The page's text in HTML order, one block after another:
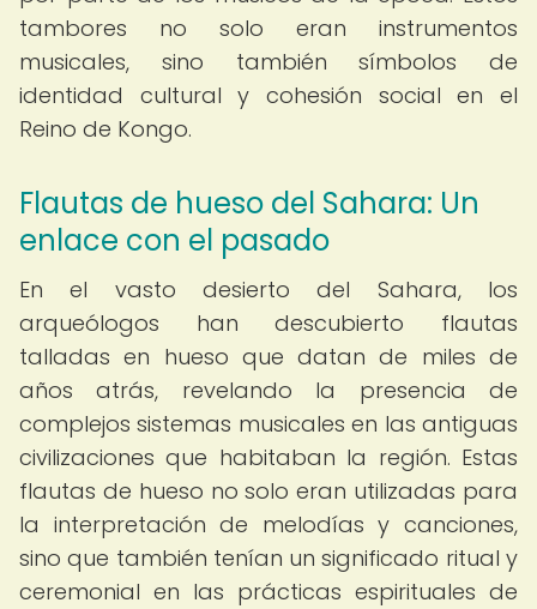
tambores no solo eran instrumentos
musicales, sino también símbolos de
identidad cultural y cohesión social en el
Reino de Kongo.
Flautas de hueso del Sahara: Un
enlace con el pasado
En el vasto desierto del Sahara, los
arqueólogos han descubierto flautas
talladas en hueso que datan de miles de
años atrás, revelando la presencia de
complejos sistemas musicales en las antiguas
civilizaciones que habitaban la región. Estas
flautas de hueso no solo eran utilizadas para
la interpretación de melodías y canciones,
sino que también tenían un significado ritual y
ceremonial en las prácticas espirituales de